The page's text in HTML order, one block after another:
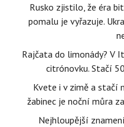
Rusko zjistilo, že éra
pomalu je vyřazuje.
Rajčata do limonády? V
citrónovku. Stačí
Kvete i v zimě a stačí
žabinec je noční můra
Nejhloupější